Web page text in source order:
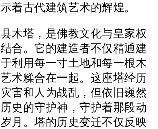
着古代建筑艺术的辉煌。
木塔，是佛教文化与皇家权
合。它的建造者不仅精通建
利用每一寸土地和每一根木
术糅合在一起。这座塔经历
害和人为战乱，但依旧巍然
史的守护神，守护着那段动
月。塔的历史变迁不仅反映